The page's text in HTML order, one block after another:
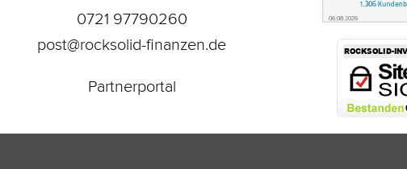
0721 97790260
post@rocksolid-finanzen.de
Partnerportal